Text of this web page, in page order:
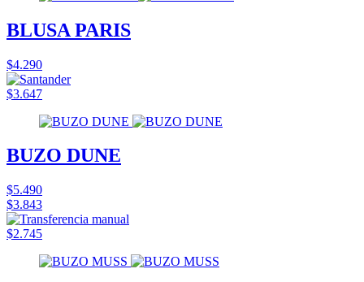
BLUSA PARIS
$4.290
$3.647
BUZO DUNE
$5.490
$3.843
$2.745